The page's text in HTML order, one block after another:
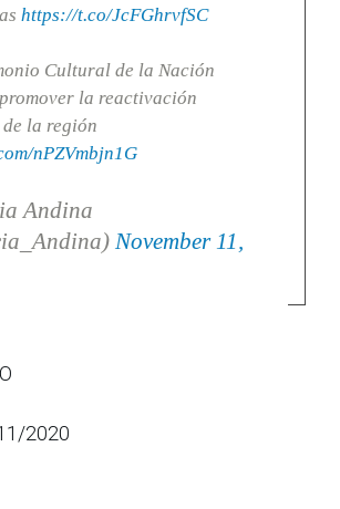
https://t.co/JcFGhrvfSC
Cultural de la Nación
la reactivación
la región
nPZVmbjn1G
Andina
November 11,
2020